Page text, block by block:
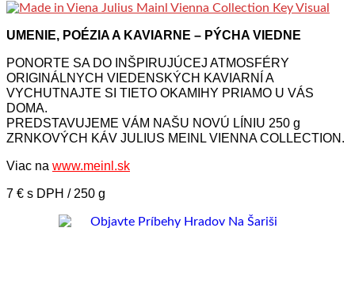
UMENIE, POÉZIA A KAVIARNE – PÝCHA VIEDNE
PONORTE SA DO INŠPIRUJÚCEJ ATMOSFÉRY
ORIGINÁLNYCH VIEDENSKÝCH KAVIARNÍ A
VYCHUTNAJTE SI TIETO OKAMIHY PRIAMO U VÁS
DOMA.
PREDSTAVUJEME VÁM NAŠU NOVÚ LÍNIU 250 g
ZRNKOVÝCH KÁV JULIUS MEINL VIENNA COLLECTION.
Viac na www.meinl.sk
7 € s DPH / 250 g